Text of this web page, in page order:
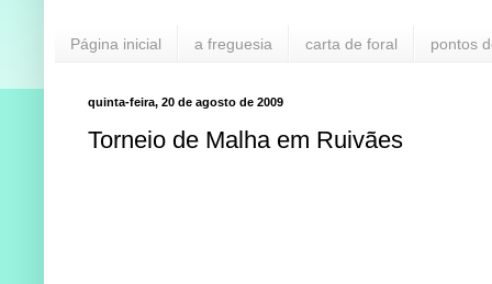
Página inicial a freguesia carta de foral pontos
quinta-feira, 20 de agosto de 2009
Torneio de Malha em Ruivães